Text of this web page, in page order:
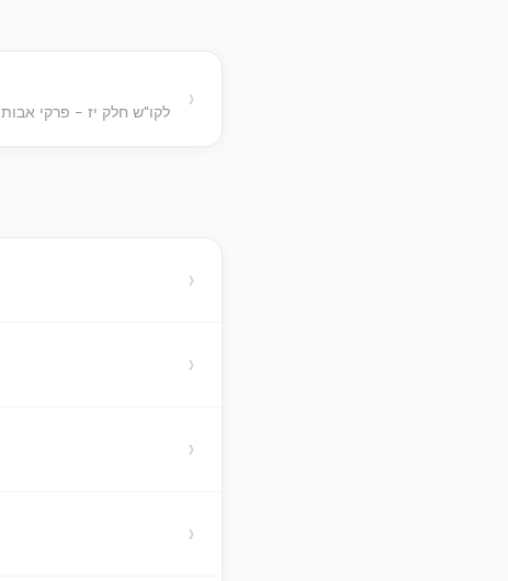
לקו"ש חלק יז - פרקי אבות ›
›
›
›
›